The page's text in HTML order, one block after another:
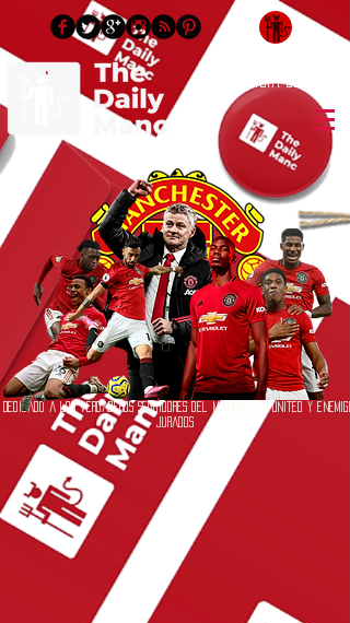
Inicia Sesión/
Dedicado a los verdaderos seguidores del Manchester United y
jurados